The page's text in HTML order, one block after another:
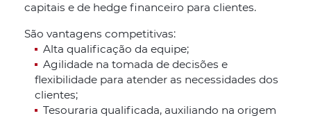
capitais e de hedge financeiro para clientes.
São vantagens competitivas:
Alta qualificação da equipe;
Agilidade na tomada de decisões e
flexibilidade para atender as necessidades dos
clientes;
Tesouraria qualificada, auxiliando na origem